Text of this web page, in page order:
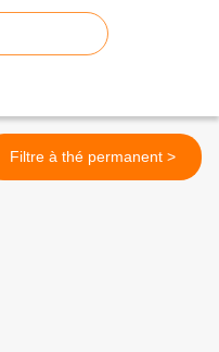
Filtre à thé permanent >